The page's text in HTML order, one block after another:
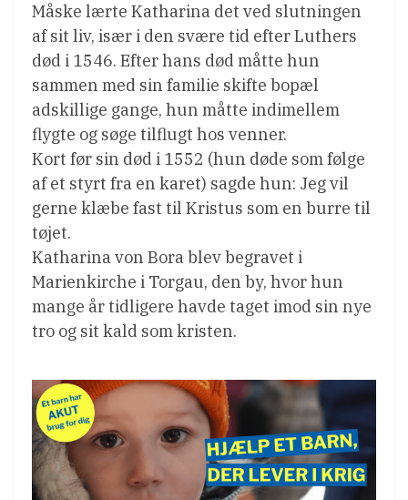
Måske lærte Katharina det ved slutningen
af sit liv, især i den svære tid efter Luthers
død i 1546. Efter hans død måtte hun
sammen med sin familie skifte bopæl
adskillige gange, hun måtte indimellem
flygte og søge tilflugt hos venner.
Kort før sin død i 1552 (hun døde som følge
af et styrt fra en karet) sagde hun: Jeg vil
gerne klæbe fast til Kristus som en burre til
tøjet.
Katharina von Bora blev begravet i
Marienkirche i Torgau, den by, hvor hun
mange år tidligere havde taget imod sin nye
tro og sit kald som kristen.